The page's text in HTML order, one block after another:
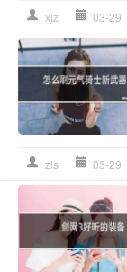
xjz 03-29
zls 03-29